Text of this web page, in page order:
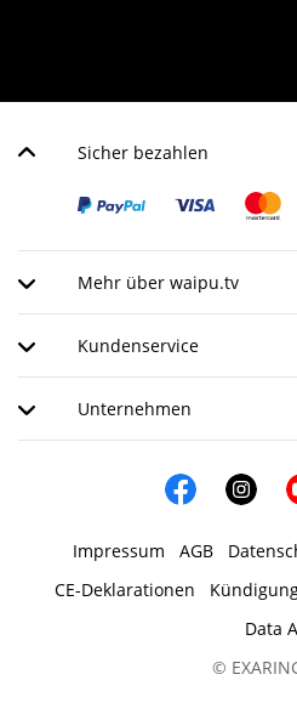
Sicher bezahlen
Mehr über waipu.tv
Kundenservice
Unternehmen
Impressum AGB
CE-Deklarationen
Data
©